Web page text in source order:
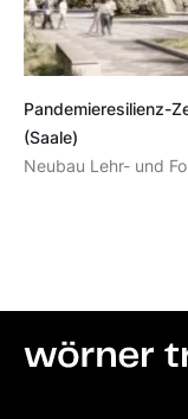
Pandemieresilienz-
(Saale)
Neubau Lehr- und